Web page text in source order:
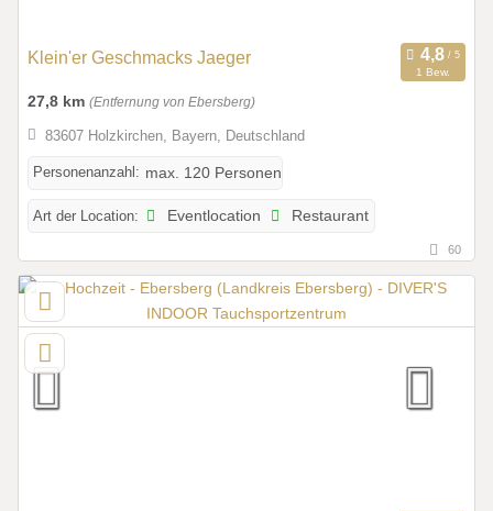
Klein'er Geschmacks Jaeger
1 Bew.
27,8 km (Entfernung von Ebersberg)
83607 Holzkirchen, Bayern, Deutschland
Personenanzahl: max. 120 Personen
Art der Location: Eventlocation Restaurant
60